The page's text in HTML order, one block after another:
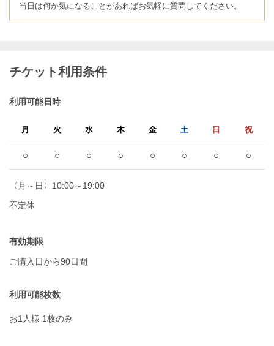
当日は何か気になることがあればお気軽に質問してください。
チケット利用条件
利用可能日時
月 火 水 木 金 土 日 祝
○ ○ ○ ○ ○ ○ ○ ○
〈月～日〉10:00～19:00
不定休
有効期限
ご購入日から90日間
利用可能枚数
お1人様 1枚のみ